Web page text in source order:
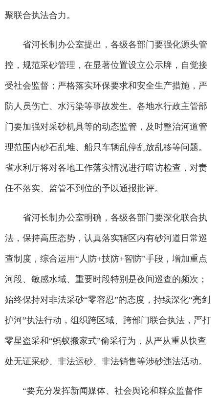
聚联合执法合力。
省河长制办公室提出，各级各部门要强化源头管
控，规范采砂管理，在显著位置设立公示牌，自觉接
受社会监督；严格落实环保要求和安全生产措施，严
防人员伤亡、水污染等事故发生。各地水行政主管部
门要加强对采砂机具等的动态监管，及时整治河道管
理范围内砂石乱堆、船只车辆乱停乱放乱移等问题。
省水利厅将对各地工作落实情况进行暗访检查，对责
任不落实、监管不到位的予以通报批评。
省河长制办公室明确，各级各部门要深化联合执
法，保持高压态势，认真落实辖区内有砂河道日常巡
查制度，综合运用“人防+技防+智防”手段，增加重点
河段、敏感水域、重要时段特别是夜间巡查的频次；
始终保持对非法采砂“零容忍”的态度，持续深化“亮剑
护河”执法行动，组织跨区域、跨部门联合执法，严打
零星盗采和“蚂蚁搬家式”偷采行为，从严从重从快查
处无证采砂、非法运砂、非法销售等涉砂违法活动。
“要充分发挥新闻媒体、社会舆论和群众监督作